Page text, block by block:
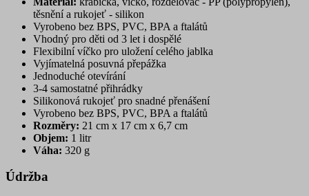
těsnění a rukojeť - silikon
Vyrobeno bez BPS, PVC, BPA a ftalátů
Vhodný pro děti od 3 let i dospělé
Flexibilní víčko pro uložení celého jablka
Vyjímatelná posuvná přepážka
Jednoduché otevírání
3-4 samostatné přihrádky
Silikonová rukojeť pro snadné přenášení
Vyrobeno bez BPS, PVC, BPA a ftalátů
Rozměry: 21 cm x 17 cm x 6,7 cm
Objem: 1 litr
Váha: 320 g
Údržba